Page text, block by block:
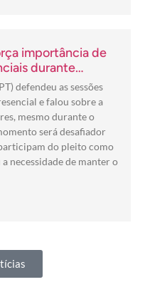
importância de
durante
com o povo de
defendeu as sessões
e falou sobre a
mesmo durante o
será desafiador
do pleito como
necessidade de manter o